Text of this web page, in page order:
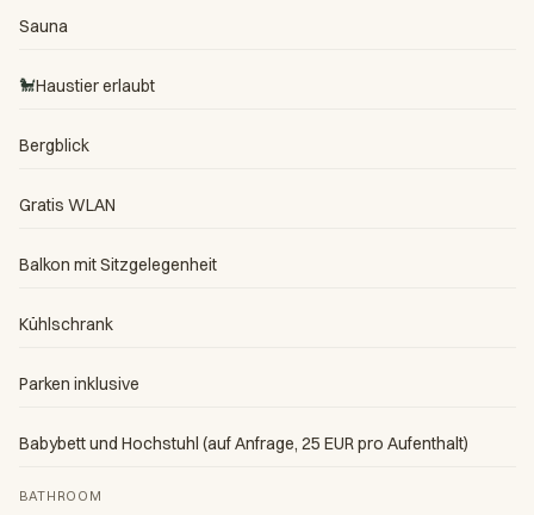
Sauna
🐩Haustier erlaubt
Bergblick
Gratis WLAN
Balkon mit Sitzgelegenheit
Kühlschrank
Parken inklusive
Babybett und Hochstuhl (auf Anfrage, 25 EUR pro Aufenthalt)
BATHROOM